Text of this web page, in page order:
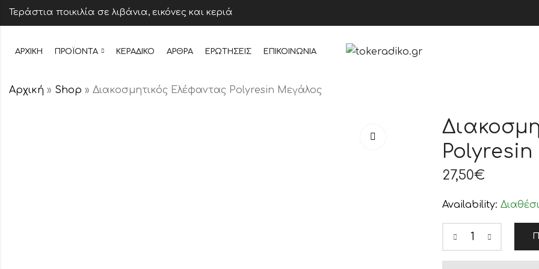
Τεράστια ποικιλία σε λιβάνια, εικόνες και κεριά
ΑΡΧΙΚΉ ΠΡΟΪΌΝΤΑ ΚΕΡΆΔΙΚΟ ΆΡΘΡΑ ΕΡΩΤΉΣΕΙΣ ΕΠΙΚΟΙΝΩΝΊΑ
Αρχική » Shop » Διακοσμητικός Ελέφαντας Polyresin Μεγάλος
27,50€
Availability: